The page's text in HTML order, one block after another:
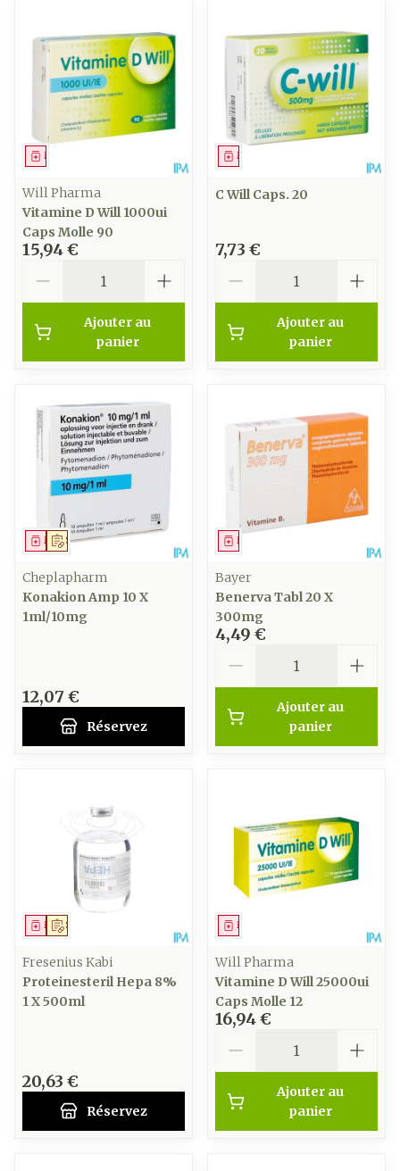
Médicament
Will Pharma
Vitamine D Will 1000ui
Caps Molle 90
15,94 €
Ajouter au
panier
Médicament
C Will Caps. 20
7,73 €
Ajouter au
panier
Sur prescription
Médicament
Cheplapharm
Konakion Amp 10 X
1ml/10mg
12,07 €
Réservez
Médicament
Bayer
Benerva Tabl 20 X
300mg
4,49 €
Ajouter au
panier
Sur prescription
Médicament
Fresenius Kabi
Proteinesteril Hepa 8%
1 X 500ml
20,63 €
Réservez
Médicament
Will Pharma
Vitamine D Will 25000ui
Caps Molle 12
16,94 €
Ajouter au
panier